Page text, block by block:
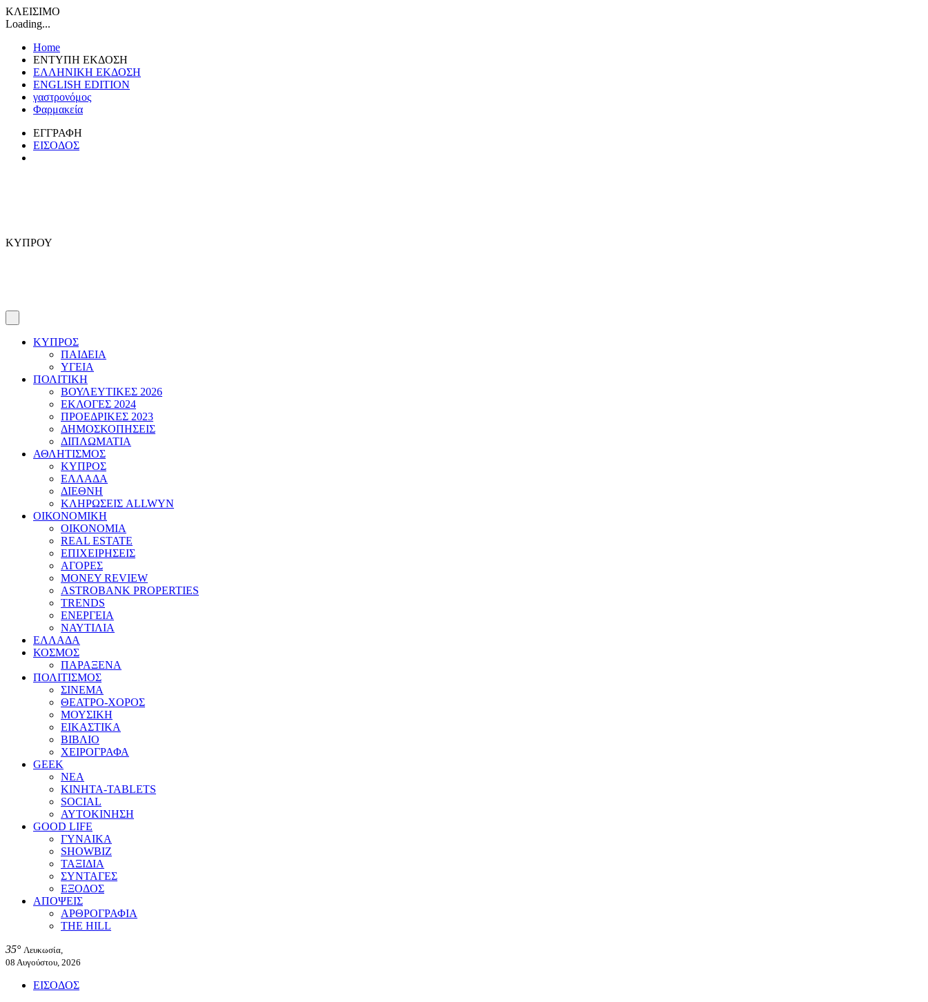
ΚΛΕΙΣΙΜΟ
Loading...
Home
ΕΝΤΥΠΗ ΕΚΔΟΣΗ
ΕΛΛΗΝΙΚΗ ΕΚΔΟΣΗ
ENGLISH EDITION
γαστρονόμος
Φαρμακεία
ΕΓΓΡΑΦΗ
ΕΙΣΟΔΟΣ
ΚΥΠΡΟΥ
ΚΥΠΡΟΣ
ΠΑΙΔΕΙΑ
ΥΓΕΙΑ
ΠΟΛΙΤΙΚΗ
ΒΟΥΛΕΥΤΙΚΕΣ 2026
ΕΚΛΟΓΕΣ 2024
ΠΡΟΕΔΡΙΚΕΣ 2023
ΔΗΜΟΣΚΟΠΗΣΕΙΣ
ΔΙΠΛΩΜΑΤΙΑ
ΑΘΛΗΤΙΣΜΟΣ
ΚΥΠΡΟΣ
ΕΛΛΑΔΑ
ΔΙΕΘΝΗ
ΚΛΗΡΩΣΕΙΣ ALLWYN
ΟΙΚΟΝΟΜΙΚΗ
ΟΙΚΟΝΟΜΙΑ
REAL ESTATE
ΕΠΙΧΕΙΡΗΣΕΙΣ
ΑΓΟΡΕΣ
MONEY REVIEW
ASTROBANK PROPERTIES
TRENDS
ΕΝΕΡΓΕΙΑ
ΝΑΥΤΙΛΙΑ
ΕΛΛΑΔΑ
ΚΟΣΜΟΣ
ΠΑΡΑΞΕΝΑ
ΠΟΛΙΤΙΣΜΟΣ
ΣΙΝΕΜΑ
ΘΕΑΤΡΟ-ΧΟΡΟΣ
ΜΟΥΣΙΚΗ
ΕΙΚΑΣΤΙΚΑ
ΒΙΒΛΙΟ
ΧΕΙΡΟΓΡΑΦΑ
GEEK
ΝΕΑ
ΚΙΝΗΤΑ-TABLETS
SOCIAL
ΑΥΤΟΚΙΝΗΣΗ
GOOD LIFE
ΓΥΝΑΙΚΑ
SHOWBIZ
ΤΑΞΙΔΙΑ
ΣΥΝΤΑΓΕΣ
ΕΞΟΔΟΣ
ΑΠΟΨΕΙΣ
ΑΡΘΡΟΓΡΑΦΙΑ
THE HILL
35° Λευκωσία,
08 Αυγούστου, 2026
ΕΙΣΟΔΟΣ